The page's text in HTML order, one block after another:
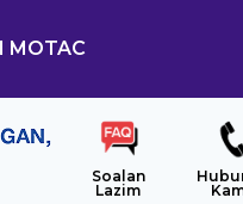
MOTAC
Soalan
Lazim